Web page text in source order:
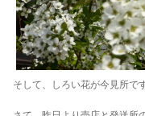
そして、しろい花が今見所です